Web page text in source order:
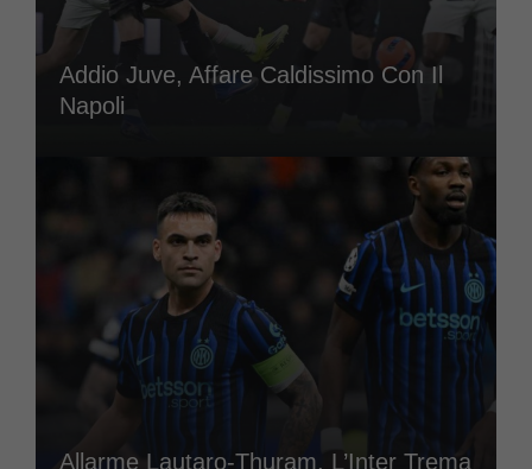
Addio Juve, Affare Caldissimo Con Il
Napoli
Allarme Lautaro-Thuram, L’Inter Trema